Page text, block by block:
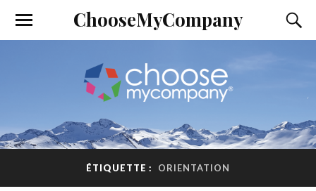
ChooseMyCompany
ÉTIQUETTE : ORIENTATION